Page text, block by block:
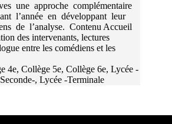
une approche complémentaire
l’année en développant leur
de l’analyse. Contenu Accueil
des intervenants, lectures
entre les comédiens et les
4e, Collège 5e, Collège 6e, Lycée -
, Lycée -Terminale